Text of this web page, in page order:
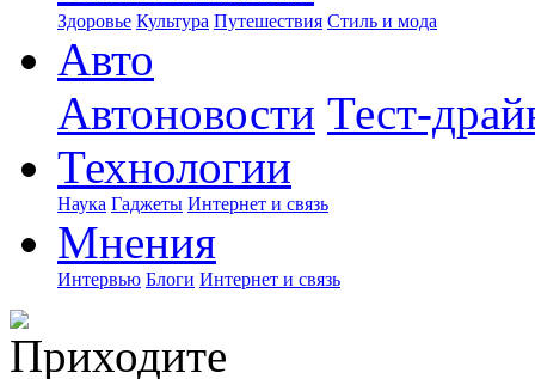
Здоровье Культура Путешествия Стиль и мода
Авто
Автоновости Тест-
Технологии
Наука Гаджеты Интернет и связь
Мнения
Интервью Блоги Интернет и связь